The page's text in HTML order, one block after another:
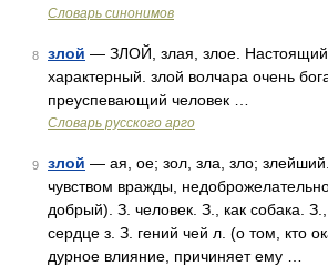
Словарь синонимов
8 злой — ЗЛОЙ, злая, злое.
характерный. злой волчара очень
преуспевающий человек …
Словарь русского арго
9 злой — ая, ое; зол, зла, зло;
чувством вражды,
добрый). З. человек. З., как собака. З.,
сердце з. З. гений чей л. (о том, кто
дурное влияние, причиняет ему …